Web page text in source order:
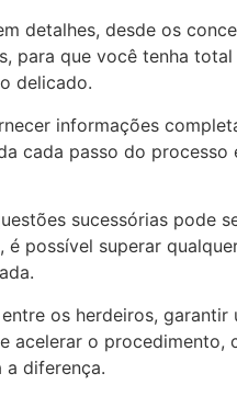
detalhes, desde os
para que você tenha
delicado.
informações
cada passo do processo
sucessórias pode
possível superar
os herdeiros, garantir
acelerar o procedimento,
diferença.